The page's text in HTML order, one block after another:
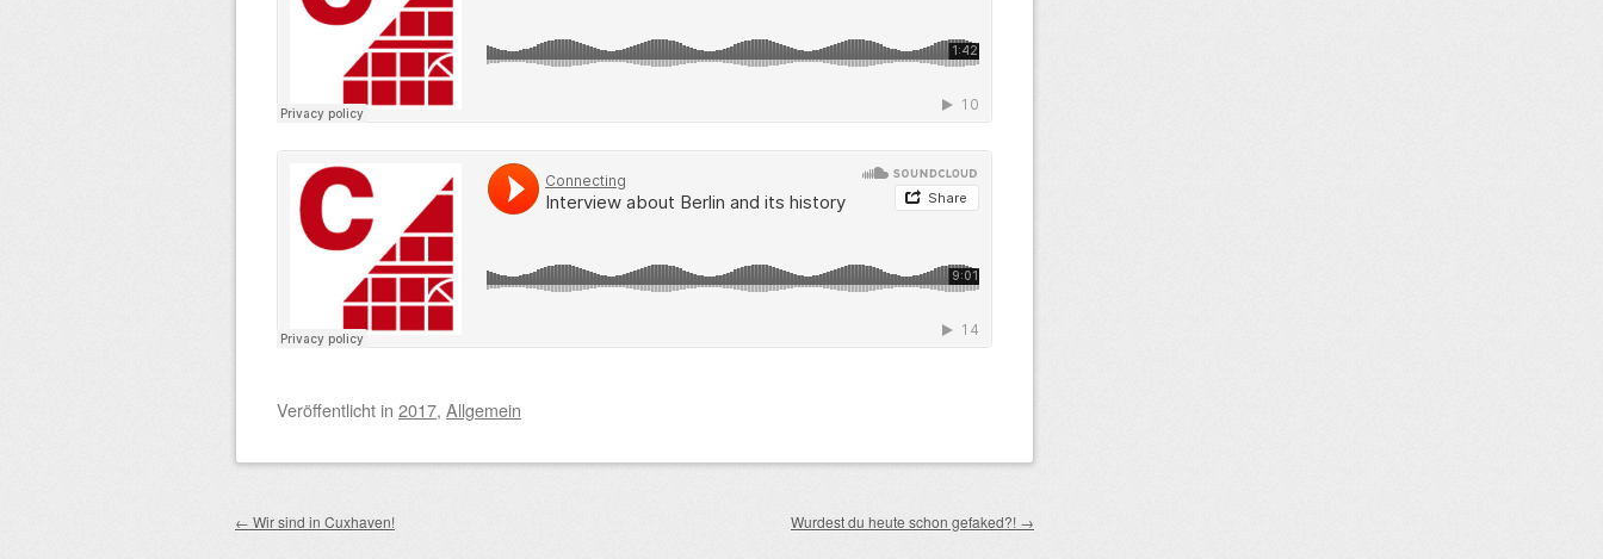
Veröffentlicht in 2017, Allgemein
Beitragsnavigation
← Wir sind in Cuxhaven! Wurdest du heute schon gefaked?! →